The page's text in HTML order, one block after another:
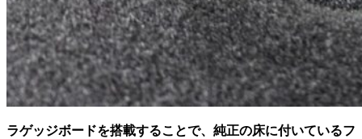
ラゲッジボードを搭載することで、純正の床に付いているフ